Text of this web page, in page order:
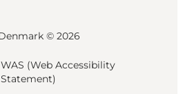
© 2026
WAS (Web Accessibility
Statement)